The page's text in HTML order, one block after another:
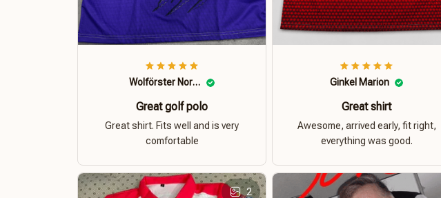
Wolförster Norbert
Great golf polo
Great shirt. Fits well and is very
comfortable
Ginkel Marion
Great shirt
Awesome, arrived early, fit right,
everything was good.
2